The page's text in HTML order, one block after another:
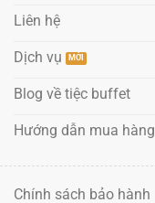
Liên hệ
Dịch vụ
Blog về tiệc buffet
Hướng dẫn mua hàng
Chính sách bảo hành